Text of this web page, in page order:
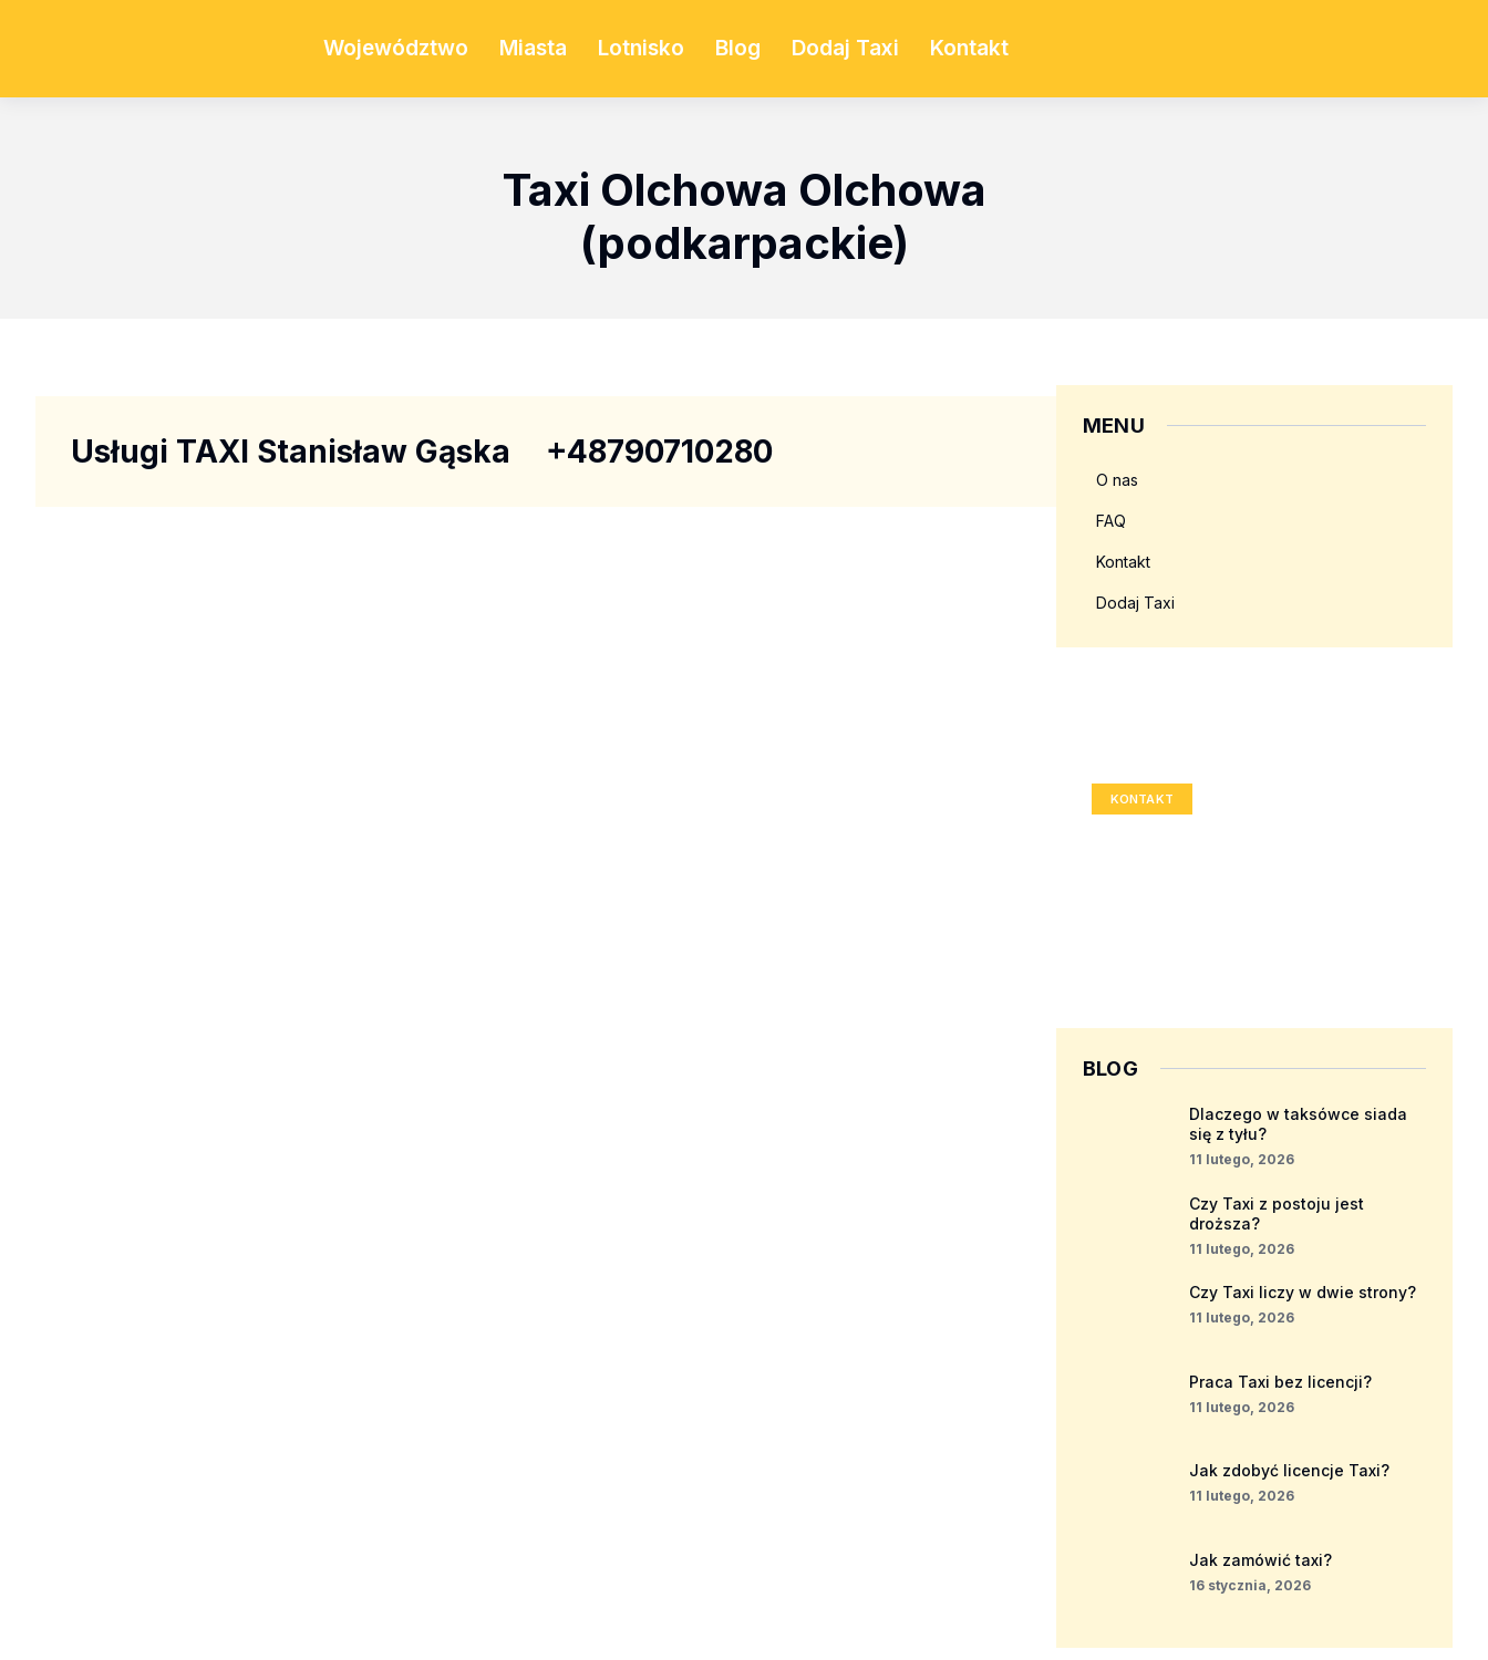
Województwo Miasta Lotnisko Blog Dodaj Taxi Kontakt
Taxi Olchowa Olchowa
(podkarpackie)
Usługi TAXI Stanisław Gąska +48790710280
MENU
O nas
FAQ
Kontakt
Dodaj Taxi
KONTAKT
BLOG
Dlaczego w taksówce siada
się z tyłu?
11 lutego, 2026
Czy Taxi z postoju jest
droższa?
11 lutego, 2026
Czy Taxi liczy w dwie strony?
11 lutego, 2026
Praca Taxi bez licencji?
11 lutego, 2026
Jak zdobyć licencje Taxi?
11 lutego, 2026
Jak zamówić taxi?
16 stycznia, 2026